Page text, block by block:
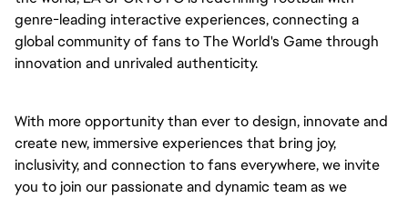
genre-leading interactive experiences, connecting a
global community of fans to The World's Game through
innovation and unrivaled authenticity.
With more opportunity than ever to design, innovate and
create new, immersive experiences that bring joy,
inclusivity, and connection to fans everywhere, we invite
you to join our passionate and dynamic team as we